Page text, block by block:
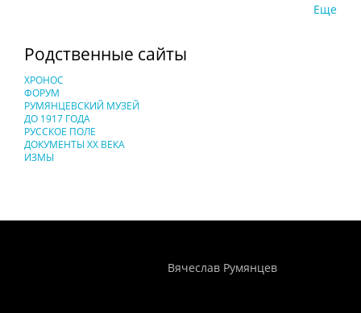
Еще
Родственные сайты
ХРОНОС
ФОРУМ
РУМЯНЦЕВСКИЙ МУЗЕЙ
ДО 1917 ГОДА
РУССКОЕ ПОЛЕ
ДОКУМЕНТЫ XX ВЕКА
ИЗМЫ
Вячеслав Румянцев